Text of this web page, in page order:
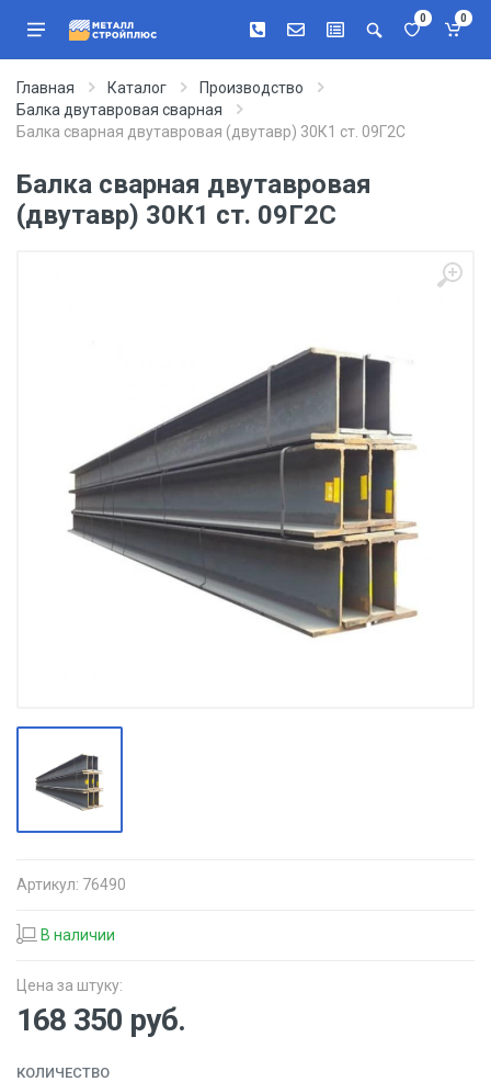
0 0
Главная Каталог
Производство
Балка двутавровая сварная
Балка сварная двутавровая (двутавр) 30К1 ст. 09Г2С
Балка сварная двутавровая
(двутавр) 30К1 ст. 09Г2С
Артикул: 76490
В наличии
Цена за штуку:
168 350 руб.
КОЛИЧЕСТВО